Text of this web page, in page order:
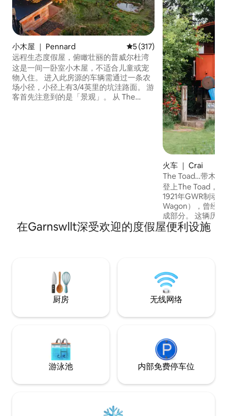
小木屋 ｜ Pennard 平均评分 5 分（满分 5 分），
5 (317)
远程生态度假屋，俯瞰壮丽的普威尔杜湾
这是一间一卧室小木屋，不适合儿童或宠
物入住。 进入此房源的车辆需通过一条农
场小径，小径上有3/4英里的坑洼路面。 游
客首先注意到的是「景观」。 从 The
火车 ｜ Crai
The Toad…带木柴
住宿
登上The Toad，
1921年GWR制动
Wagon），曾经
成部分。 这辆历
满原始的乡村风情
式住宿，带有一丝
全年绝佳基地。
在Garnswllt深受欢迎的度假屋便利设施
厨房 无线网络
游泳池 内部免费停车位